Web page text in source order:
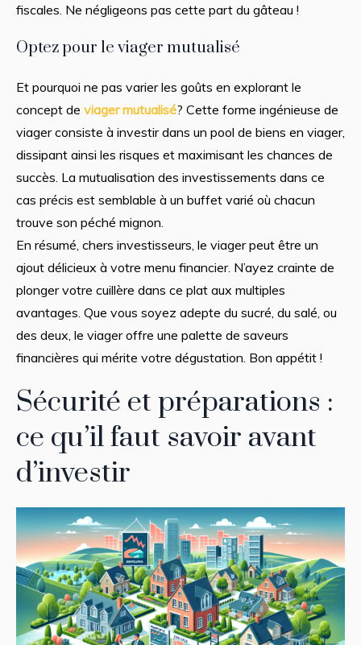
fiscales. Ne négligeons pas cette part du gâteau !
Optez pour le viager mutualisé
Et pourquoi ne pas varier les goûts en explorant le
concept de viager mutualisé? Cette forme ingénieuse de
viager consiste à investir dans un pool de biens en viager,
dissipant ainsi les risques et maximisant les chances de
succès. La mutualisation des investissements dans ce
cas précis est semblable à un buffet varié où chacun
trouve son péché mignon.
En résumé, chers investisseurs, le viager peut être un
ajout délicieux à votre menu financier. N’ayez crainte de
plonger votre cuillère dans ce plat aux multiples
avantages. Que vous soyez adepte du sucré, du salé, ou
des deux, le viager offre une palette de saveurs
financières qui mérite votre dégustation. Bon appétit !
Sécurité et préparations :
ce qu’il faut savoir avant
d’investir